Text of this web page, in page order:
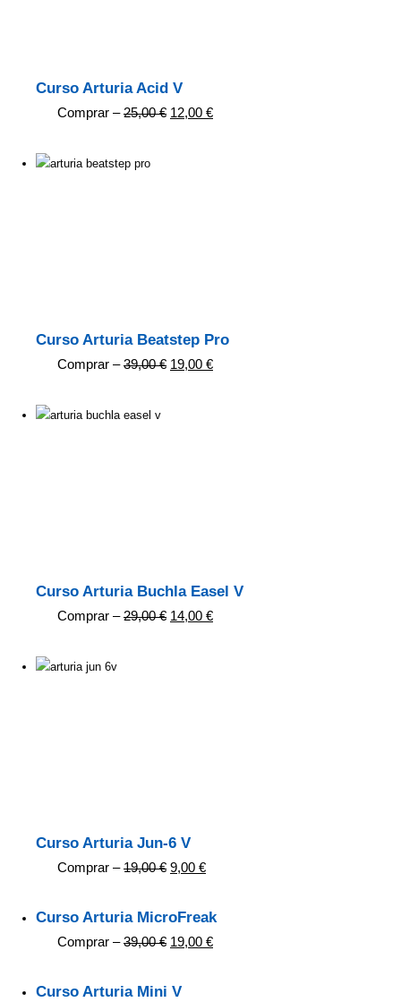
Curso Arturia Acid V
Comprar –25,00€ 12,00 €
Curso Arturia Beatstep Pro
Comprar –39,00€ 19,00 €
Curso Arturia Buchla Easel V
Comprar –29,00€ 14,00 €
Curso Arturia Jun-6 V
Comprar –19,00€ 9,00 €
Curso Arturia MicroFreak
Comprar –39,00€ 19,00 €
Curso Arturia Mini V